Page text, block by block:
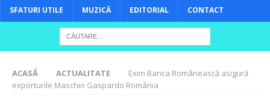
SFATURI UTILE MUZICĂ EDITORIAL CONTACT
ACASĂ ACTUALITATE
Exim Banca Românească asigură
exporturile Maschio Gaspardo România